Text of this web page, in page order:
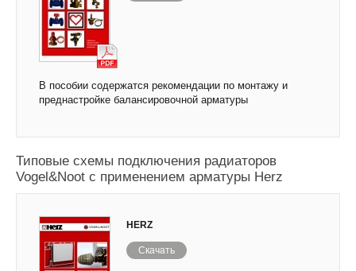
В пособии содержатся рекомендации по монтажу и
преднастройке балансировочной арматуры
Типовые схемы подключения радиаторов
Vogel&Noot с применением арматуры Herz
HERZ
Скачать